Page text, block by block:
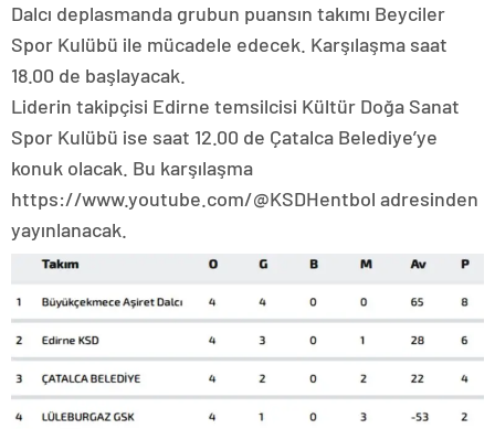
Dalcı deplasmanda grubun puansın takımı Beyciler
Spor Kulübü ile mücadele edecek. Karşılaşma saat
18.00 de başlayacak.
Liderin takipçisi Edirne temsilcisi Kültür Doğa Sanat
Spor Kulübü ise saat 12.00 de Çatalca Belediye’ye
konuk olacak. Bu karşılaşma
https://www.youtube.com/@KSDHentbol adresinden
yayınlanacak.